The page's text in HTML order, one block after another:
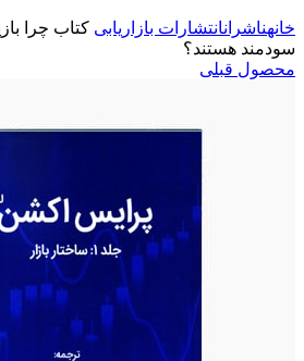
خانهناشرانانتشارات بازاریابی کتاب چرا
سودمند هستند؟
محصول قبلی